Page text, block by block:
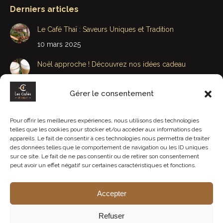
Gérer le consentement
Pour offrir les meilleures expériences, nous utilisons des technologies
telles que les cookies pour stocker et/ou accéder aux informations des
appareils. Le fait de consentir à ces technologies nous permettra de traiter
des données telles que le comportement de navigation ou les ID uniques
sur ce site. Le fait de ne pas consentir ou de retirer son consentement
peut avoir un effet négatif sur certaines caractéristiques et fonctions.
Accepter
Refuser
Derniers articles
Le Café Thaï : Saveurs Uniques et Tradition
10 mars 2025
Noël approche ! Découvrez nos idées cadeau
Bonne fête Maman et Belle-Maman : J-4
3 juin 2020